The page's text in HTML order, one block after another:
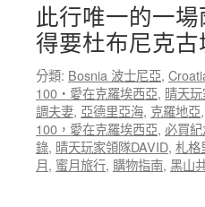
此行唯一的一
得要杜布尼克
分類: Bosnia 波士尼亞,
100‧愛在克羅埃西亞, 晴天
調夫妻, 亞德里亞海, 克羅地亞,
100，愛在克羅埃西亞, 必買
錄, 晴天玩家領隊DAVID, 札格
月, 蜜月旅行, 購物指南, 黑山